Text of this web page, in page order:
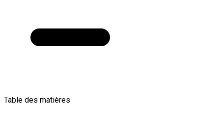
Table des matières